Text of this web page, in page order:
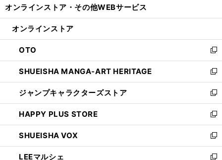
開
ン
ウ
で
開
く
ウ
ン
ド
ウ
で
開
く
オンラインストア・ その他WEBサービス
オンラインストア
OTO
新
し
い
ウ
ィ
ン
ド
ウ
で
開
く
SHUEISHA MANGA-ART HERITAGE
新
し
い
ウ
ィ
ン
ド
ウ
で
ジャンプキャラクターズストア
新
し
い
ウ
ィ
ン
ド
HAPPY PLUS STORE
新
し
い
ウ
ィ
SHUEISHA VOX
新
し
LEEマルシェ